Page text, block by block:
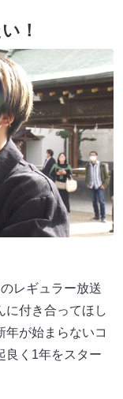
！
レギュラー放送
に付き合ってほし
年が始まらないコ
良く1年をスター